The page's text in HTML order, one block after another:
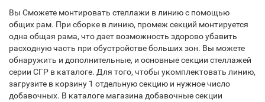
Вы Сможете монтировать стеллажи в линию с помощью
общих рам. При сборке в линию, промеж секций монтируется
одна общая рама, что дает возможность здорово убавить
расходную часть при обустройстве больших зон. Вы можете
обнаружить и дополнительные, и основные секции стеллажей
серии СГР в каталоге. Для того, чтобы укомплектовать линию,
загрузите в корзину 1 отдельную секцию и нужное число
добавочных. В каталоге магазина добавочные секции